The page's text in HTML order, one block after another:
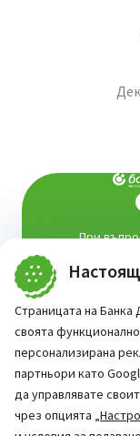
Страницата на
своята
персонализирана
партньори като
да управлявате
чрез опцията
При
©